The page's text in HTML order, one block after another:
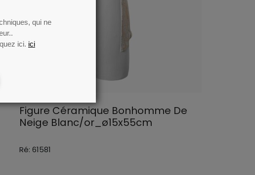
qui ne
ici. ici
Figure Céramique Bonhomme De
Neige Blanc/or_ø15x55cm
Ré: 61581